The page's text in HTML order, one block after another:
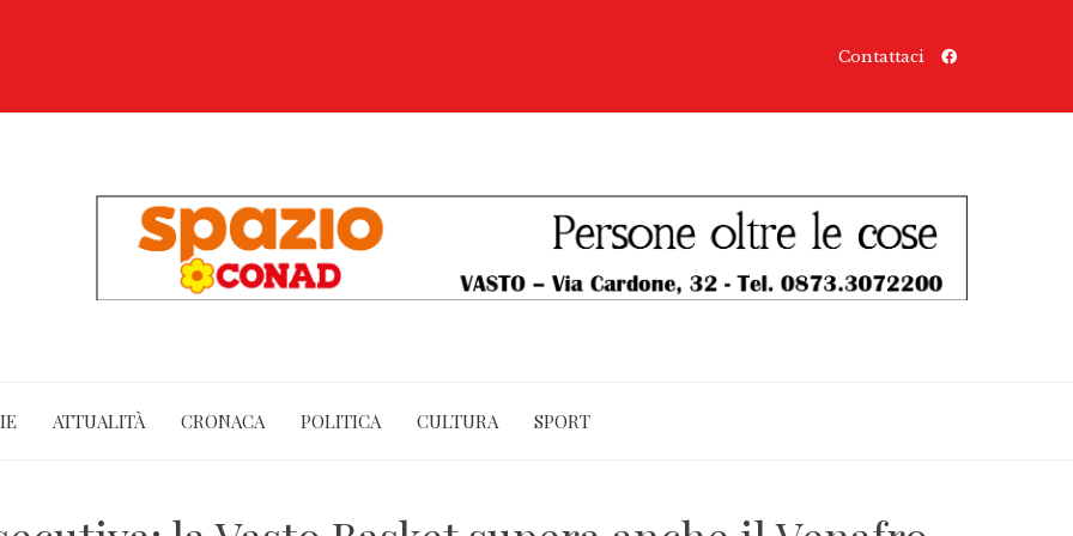
Contattaci
ATTUALITÀ CRONACA POLITICA CULTURA SPORT